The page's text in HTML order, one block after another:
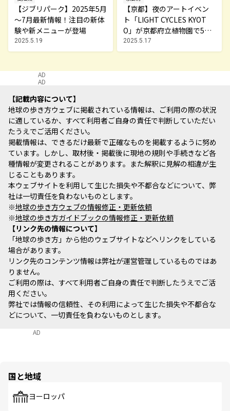
【ジブリパーク】2025年5月
～7月最新情報！注目の新体
験や新メニューが登場
2025.5.19
【京都】夜のアートイベン
ト「LIGHT CYCLES KYOT
O」が京都府立植物園で5月2
4日から開催
2025.5.17
AD
AD
記載内容について
地球の歩き方ウェブに掲載されている情報は、ご利用の際の状況
に適しているか、すべて利用者ご自身の責任で判断していただい
たうえでご活用ください。
掲載情報は、できるだけ最新で正確なものを掲載するように努め
ています。しかし、取材後・掲載後に現地の規則や手続きなど各
種情報が変更されることがあります。また解釈に見解の相違が生
じることもあります。
本ウェブサイトを利用して生じた損失や不都合などについて、弊
社は一切責任を負わないものとします。
※地球の歩き方ウェブの情報修正・更新依頼
※地球の歩き方ガイドブックの情報修正・更新依頼
リンク先の情報について
「地球の歩き方」から他のウェブサイトなどへリンクをしている
場合があります。
リンク先のコンテンツ情報は弊社が運営管理しているものではあ
りません。
ご利用の際は、すべて利用者ご自身の責任で判断したうえでご活
用ください。
弊社では情報の信頼性、その利用によって生じた損失や不都合な
どについて、一切責任を負わないものとします。
AD
国と地域
ヨーロッパ